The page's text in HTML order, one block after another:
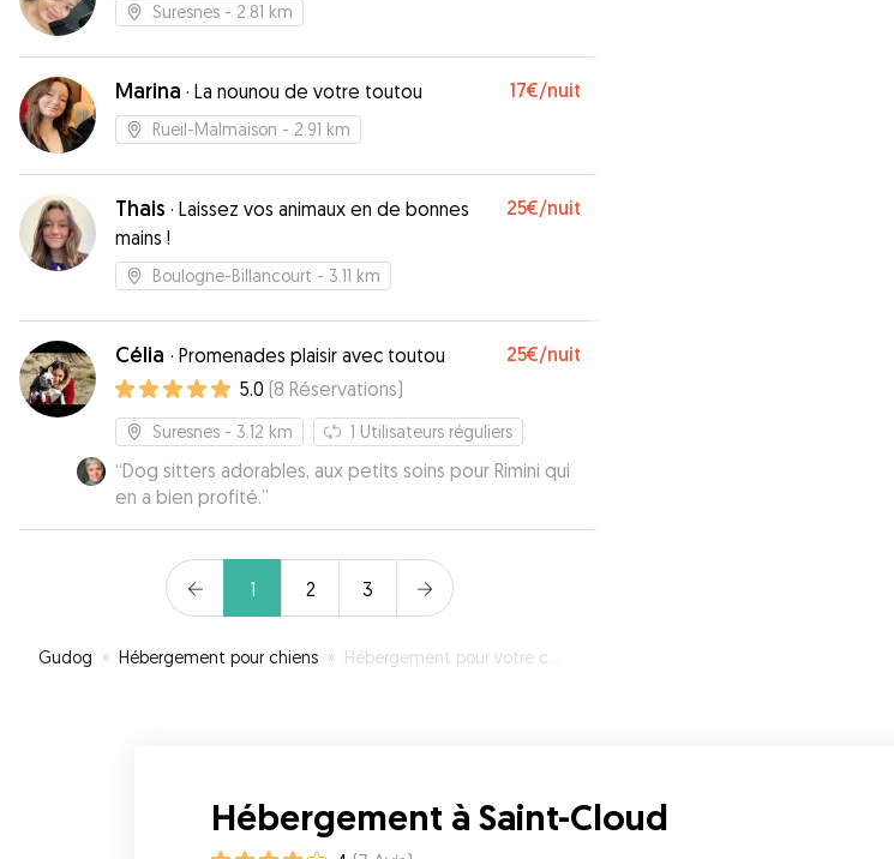
Suresnes - 2.81 km
Marina · La nounou de votre toutou 17€/nuit
Rueil-Malmaison - 2.91 km
Thais · Laissez vos animaux en de bonnes
mains !
25€/nuit
Boulogne-Billancourt - 3.11 km
Célia · Promenades plaisir avec toutou 25€/nuit
5.0 (8 Réservations)
Suresnes - 3.12 km 1 Utilisateurs réguliers
“Dog sitters adorables, aux petits soins pour Rimini qui
en a bien profité.”
1 2 3
Gudog » Hébergement pour chiens » Hébergement pour votre chien à Saint-Cloud
Hébergement à Saint-Cloud